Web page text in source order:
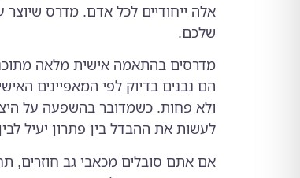
אלה ייחודיים לכל אדם. מדרס
שלכם.
מדרסים בהתאמה אישית מלאה
הם נבנים בדיוק לפי המאפיינים
ולא פחות. כשמדובר בהשפעה על
לעשות את ההבדל בין פתרון יעיל
אם אתם סובלים מכאבי גב חוזרים,